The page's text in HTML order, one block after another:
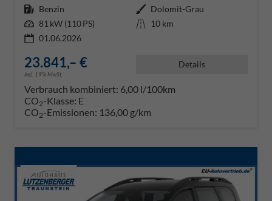
Kraftstoff Benzin Außenfarbe Dolomit-Grau
Leistung 81 kW (110 PS) Kilometerstand 10 km
01.06.2026
23.841,– €
incl. 19% MwSt.
Details
Verbrauch kombiniert: 6,00 l/100km
CO2-Klasse: E
CO2-Emissionen: 136,00 g/km